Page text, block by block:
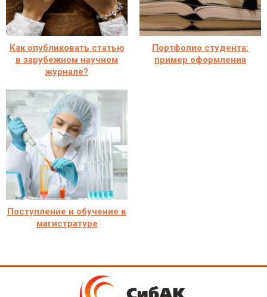
Как опубликовать статью
в зарубежном научном
журнале?
Портфолио студента:
пример оформления
Поступление и обучение в
магистратуре